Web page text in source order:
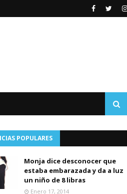
POPULARES
Monja dice desconocer que
estaba embarazada y da a luz
un niño de 8 libras
Enero 17, 2014